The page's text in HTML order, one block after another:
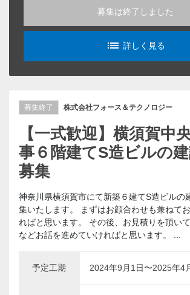
募集は終了しました
list_alt
詳しく見る
募集終了 株式会社フォース＆テクノロジー
【一式歓迎】横須賀中
事６階建てS造ビルの
募集
神奈川県横須賀市にて新築６建てS造ビルの
集いたします。 まずはお顔合わせも兼ねて
ればと思います。 その後、お見積りを頂い
などお話を進めていければと思います。 ...
予定工期 2024年9月1日〜2025年4